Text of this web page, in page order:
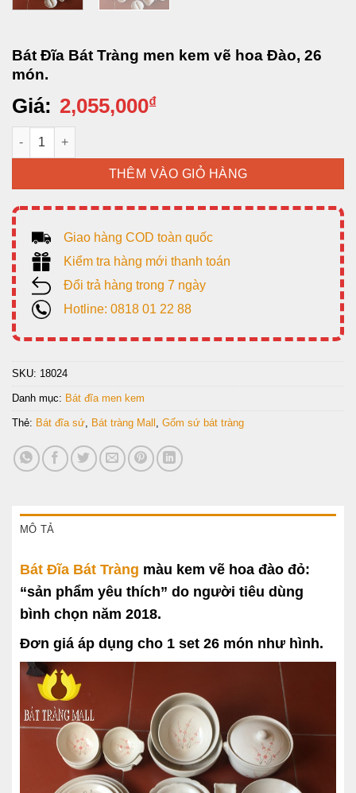
Bát Đĩa Bát Tràng men kem vẽ hoa Đào, 26
món.
Giá: 2,055,000₫
Bát Đĩa Bát Tràng men kem vẽ hoa Đào, 26 món. số lượng
THÊM VÀO GIỎ HÀNG
Giao hàng COD toàn quốc
Kiểm tra hàng mới thanh toán
Đổi trả hàng trong 7 ngày
Hotline: 0818 01 22 88
SKU: 18024
Danh mục: Bát đĩa men kem
Thẻ: Bát đĩa sứ Bát tràng Mall Gốm sứ bát tràng
MÔ TẢ
Bát Đĩa Bát Tràng màu kem vẽ hoa đào đỏ:
“sản phẩm yêu thích” do người tiêu dùng
bình chọn năm 2018.
Đơn giá áp dụng cho 1 set 26 món như hình.